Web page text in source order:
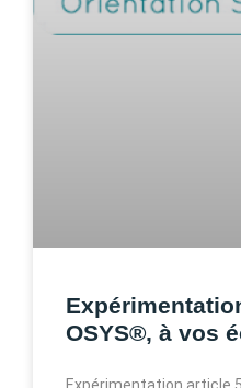
OSYS®, à vos
Expérimentation article